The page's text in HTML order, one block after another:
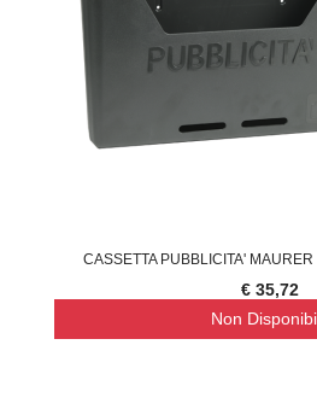
CASSETTA PUBBLICITA'
€ 35,72
Non